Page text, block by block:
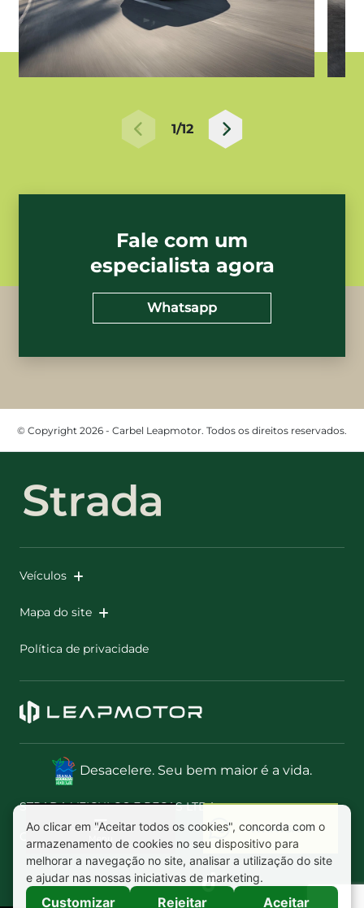
1/12
Fale com um
especialista agora
Whatsapp
© Copyright 2026 - Carbel Leapmotor. Todos os direitos reservados.
Veículos
Mapa do site
Política de privacidade
Desacelere. Seu bem maior é a vida.
STRADA VEICULOS E PECAS LTDA
CNPJ: 01.654.749/0017-82
Menu